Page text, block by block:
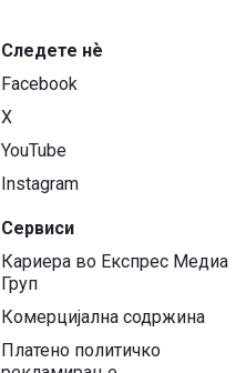
Следете нѐ
Facebook
X
YouTube
Instagram
Сервиси
Кариера во Експрес Медиа
Груп
Комерцијална содржина
Платено политичко